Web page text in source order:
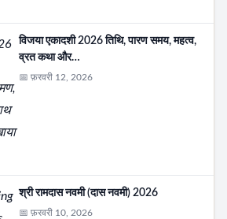
विजया एकादशी 2026 तिथि, पारण समय, महत्व,
व्रत कथा और…
📅 फ़रवरी 12, 2026
श्री रामदास नवमी (दास नवमी) 2026
📅 फ़रवरी 10, 2026